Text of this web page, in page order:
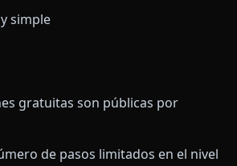
simple
gratuitas son públicas por
de pasos limitados en el nivel